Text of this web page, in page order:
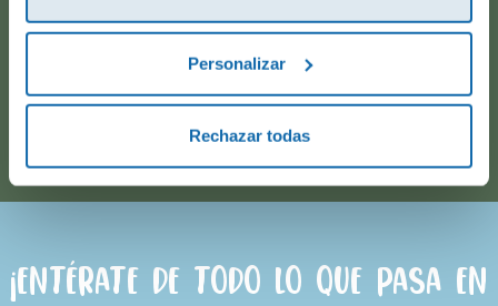
Personalizar
Rechazar todas
Correo electrónico
¡Entérate de todo lo que pasa en